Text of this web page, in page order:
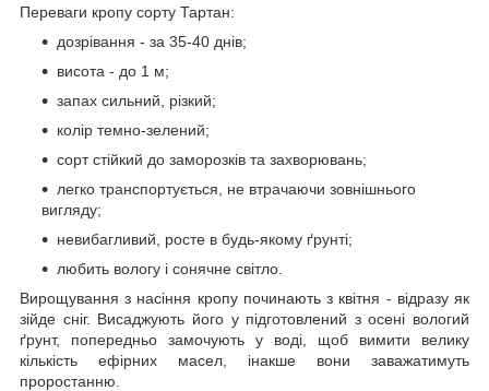
Переваги кропу сорту Тартан:
дозрівання - за 35-40 днів;
висота - до 1 м;
запах сильний, різкий;
колір темно-зелений;
сорт стійкий до заморозків та захворювань;
легко транспортується, не втрачаючи зовнішнього
вигляду;
невибагливий, росте в будь-якому ґрунті;
любить вологу і сонячне світло.
Вирощування з насіння кропу починають з квітня - відразу як
зійде сніг. Висаджують його у підготовлений з осені вологий
ґрунт, попередньо замочують у воді, щоб вимити велику
кількість ефірних масел, інакше вони заважатимуть
проростанню.